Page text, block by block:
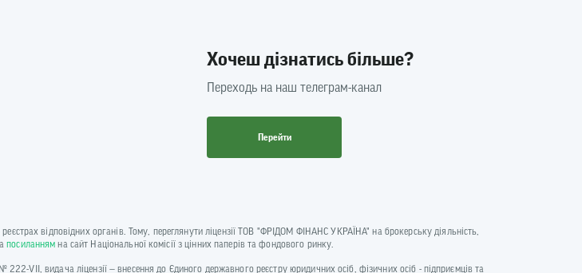
Хочеш дізнатись більше?
Переходь на наш телеграм-канал
Перейти
відповідних органів. Тому, переглянути ліцензії ТОВ "ФРІДОМ ФІНАНС УКРАЇНА" на брокерську діяльність,
посиланням на сайт Національної комісії з цінних паперів та фондового ринку.
222-VII, видача ліцензії — внесення до Єдиного державного реєстру юридичних осіб, фізичних осіб - підприємців та